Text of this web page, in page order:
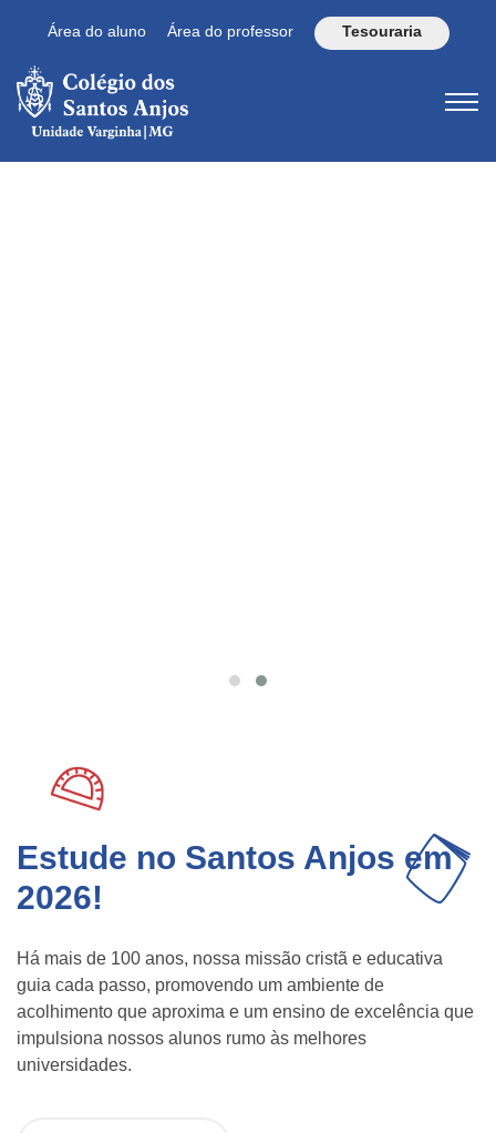
Área do aluno Área do professor Tesouraria
Estude no Santos Anjos em
2026!
Há mais de 100 anos, nossa missão cristã e educativa
guia cada passo, promovendo um ambiente de
acolhimento que aproxima e um ensino de excelência que
impulsiona nossos alunos rumo às melhores
universidades.